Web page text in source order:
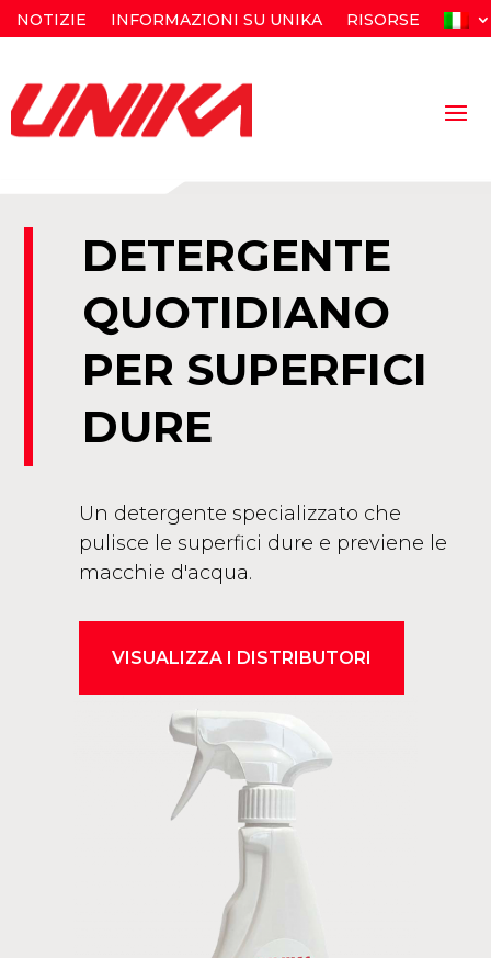
NOTIZIE INFORMAZIONI SU UNIKA RISORSE
DETERGENTE
QUOTIDIANO
PER SUPERFICI
DURE
Un detergente specializzato che
pulisce le superfici dure e previene le
macchie d'acqua.
VISUALIZZA I DISTRIBUTORI